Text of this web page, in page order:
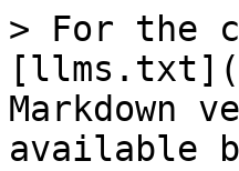
> For the
Markdown
available